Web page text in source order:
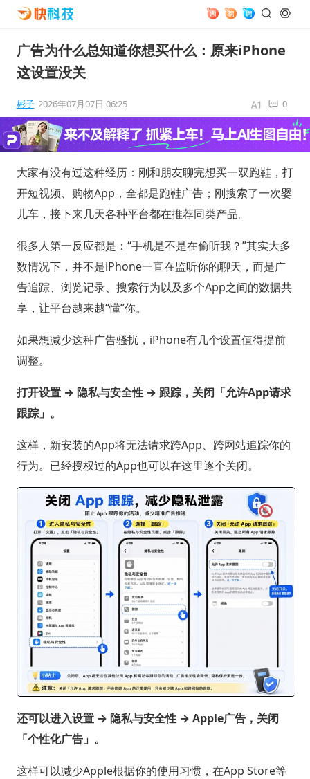
广告为什么总知道你想买什么：原来iPhone
这设置没关
彬子 2026年07月07日 06:25 0
大家有没有过这种经历：刚和朋友聊完想买一双跑鞋，打
开短视频、购物App，全都是跑鞋广告；刚搜索了一次婴
儿车，接下来几天各种平台都在推荐同类产品。
很多人第一反应都是：“手机是不是在偷听我？”其实大多
数情况下，并不是iPhone一直在监听你的聊天，而是广
告追踪、浏览记录、搜索行为以及多个App之间的数据共
享，让平台越来越“懂”你。
如果想减少这种广告骚扰，iPhone有几个设置值得提前
调整。
打开设置 → 隐私与安全性 → 跟踪，关闭「允许App请求
跟踪」。
这样，新安装的App将无法请求跨App、跨网站追踪你的
行为。已经授权过的App也可以在这里逐个关闭。
还可以进入设置 → 隐私与安全性 → Apple广告，关闭
「个性化广告」。
这样可以减少Apple根据你的使用习惯，在App Store等